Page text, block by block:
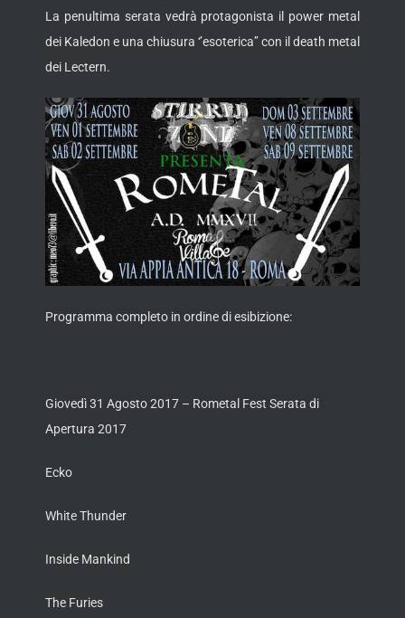
La penultima serata vedrà protagonista il power metal
dei Kaledon e una chiusura ‘’esoterica’’ con il death metal
dei Lectern.
Programma completo in ordine di esibizione:
Giovedì 31 Agosto 2017 – Rometal Fest Serata di
Apertura 2017
Ecko
White Thunder
Inside Mankind
The Furies